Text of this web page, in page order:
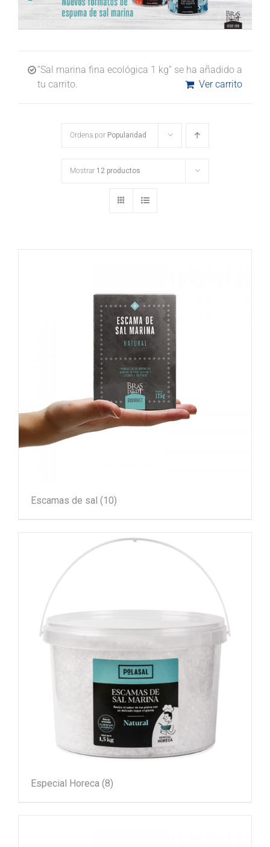
“Sal marina fina ecológica 1 kg” se ha añadido a
tu carrito.
Ver carrito
Ordena por Popularidad
Mostrar 12 productos
Escamas de sal (10)
Especial Horeca (8)